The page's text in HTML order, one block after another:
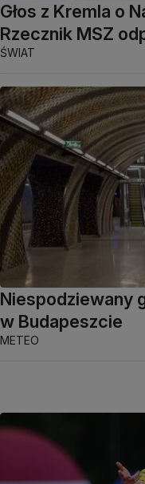
Głos z Kremla o
Rzecznik MSZ
ŚWIAT
Niespodziewany
w Budapeszcie
METEO